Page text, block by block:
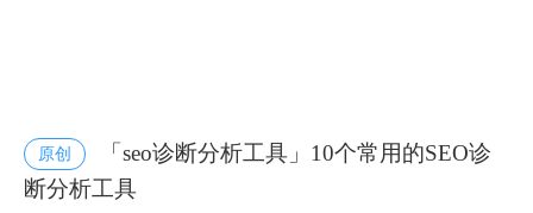
原创
「seo诊断分析工具」10个常用的SEO诊
断分析工具